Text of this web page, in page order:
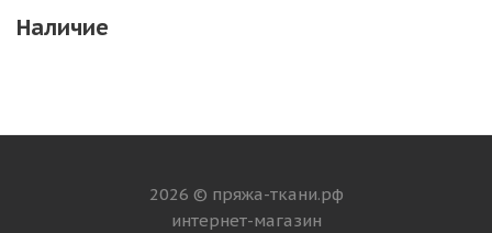
Наличие
2026 © пряжа-ткани.рф
интернет-магазин